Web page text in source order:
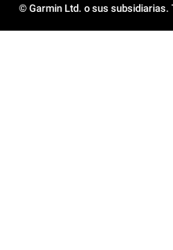
© Garmin Ltd. o sus subsidiarias.